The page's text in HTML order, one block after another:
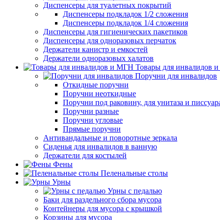
Диспенсеры для туалетных покрытий
Диспенсеры подкладок 1/2 сложения
Диспенсеры подкладок 1/4 сложения
Диспенсеры для гигиенических пакетиков
Диспенсеры для одноразовых перчаток
Держатели канистр и емкостей
Держатели одноразовых халатов
Товары для инвалидов
Поручни для инвалидов
Откидные поручни
Поручни неоткидные
Поручни под раковину, для унитаза и
Поручни разные
Поручни угловые
Прямые поручни
Антивандальные и поворотные зеркала
Сиденья для инвалидов в ванную
Держатели для костылей
Фены
Пеленальные столы
Урны
Урны с педалью
Баки для раздельного сбора мусора
Контейнеры для мусора с крышкой
Корзины для мусора